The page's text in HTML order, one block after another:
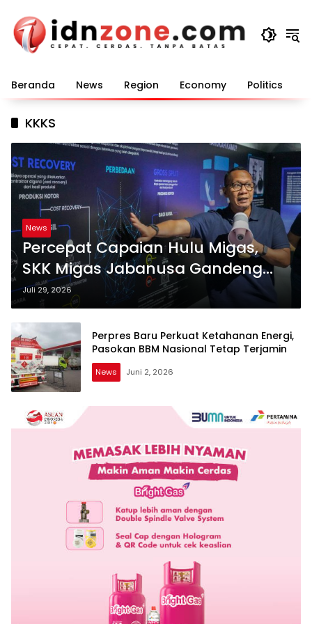
konten
Beranda News Region Economy Politics
KKKS
News
Percepat Capaian Hulu Migas,
SKK Migas Jabanusa Gandeng
Media Jawa Timur
Juli 29, 2026
Perpres Baru Perkuat Ketahanan Energi,
Pasokan BBM Nasional Tetap Terjamin
News Juni 2, 2026